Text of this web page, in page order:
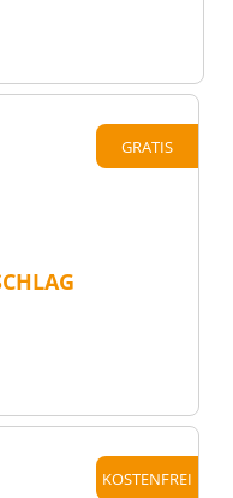
GRATIS
KOSTENFREI